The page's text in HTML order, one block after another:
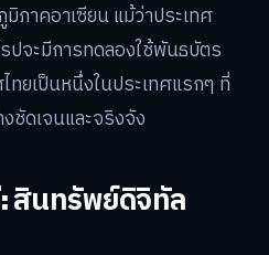
ภาคอาเซียน แม้ว่าประเทศ
ปจะมีการทดลองใช้พันธบัตร
ทยเป็นหนึ่งในประเทศแรกๆ ที่
ชัดเจนและจริงจัง
สินทรัพย์ดิจิทัล